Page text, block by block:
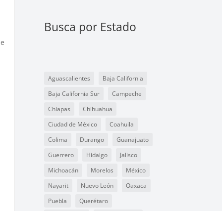
Busca por Estado
Aguascalientes
Baja California
Baja California Sur
Campeche
Chiapas
Chihuahua
Ciudad de México
Coahuila
Colima
Durango
Guanajuato
Guerrero
Hidalgo
Jalisco
Michoacán
Morelos
México
Nayarit
Nuevo León
Oaxaca
Puebla
Querétaro